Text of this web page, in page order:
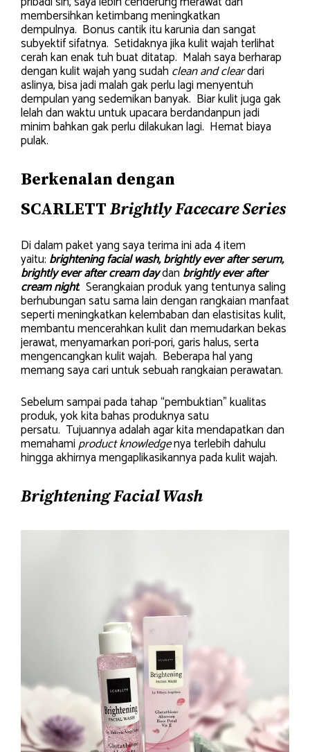
membersihkan ketimbang meningkatkan
dempulnya. Bonus cantik itu karunia dan sangat
subyektif sifatnya. Setidaknya jika kulit wajah terlihat
cerah kan enak tuh buat ditatap. Malah saya berharap
dengan kulit wajah yang sudah clean and cleardari
aslinya, bisa jadi malah gak perlu lagi menyentuh
dempulan yang sedemikan banyak. Biar kulit juga gak
lelah dan waktu untuk upacara berdandanpun jadi
minim bahkan gak perlu dilakukan lagi. Hemat biaya
pulak.
Berkenalan dengan
SCARLETT Brightly Facecare Series
Di dalam paket yang saya terima ini ada 4 item
yaitu: brightening facial wash, brightly ever after serum,
brightly ever after cream daydan brightly ever after
cream night. Serangkaian produk yang tentunya saling
berhubungan satu sama lain dengan rangkaian manfaat
seperti meningkatkan kelembaban dan elastisitas kulit,
membantu mencerahkan kulit dan memudarkan bekas
jerawat, menyamarkan pori-pori, garis halus, serta
mengencangkan kulit wajah. Beberapa hal yang
memang saya cari untuk sebuah rangkaian perawatan.
Sebelum sampai pada tahap “pembuktian” kualitas
produk, yok kita bahas produknya satu
persatu. Tujuannya adalah agar kita mendapatkan dan
memahamiproduct knowledgenya terlebih dahulu
hingga akhirnya mengaplikasikannya pada kulit wajah.
Brightening Facial Wash